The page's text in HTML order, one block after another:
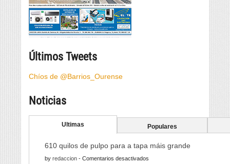
Últimos Tweets
Chíos de @Barrios_Ourense
Noticias
Ultimas Populares
610 quilos de pulpo para a tapa máis grande
by redaccion - Comentarios desactivados